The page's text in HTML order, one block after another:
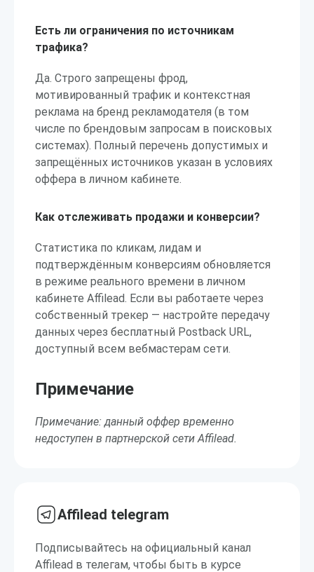
Есть ли ограничения по источникам
трафика?
Да. Строго запрещены фрод,
мотивированный трафик и контекстная
реклама на бренд рекламодателя (в том
числе по брендовым запросам в поисковых
системах). Полный перечень допустимых и
запрещённых источников указан в условиях
оффера в личном кабинете.
Как отслеживать продажи и конверсии?
Статистика по кликам, лидам и
подтверждённым конверсиям обновляется
в режиме реального времени в личном
кабинете Affilead. Если вы работаете через
собственный трекер — настройте передачу
данных через бесплатный Postback URL,
доступный всем вебмастерам сети.
Примечание
Примечание: данный оффер временно
недоступен в партнерской сети Affilead.
Affilead telegram
Подписывайтесь на официальный канал
Affilead в телегам, чтобы быть в курсе